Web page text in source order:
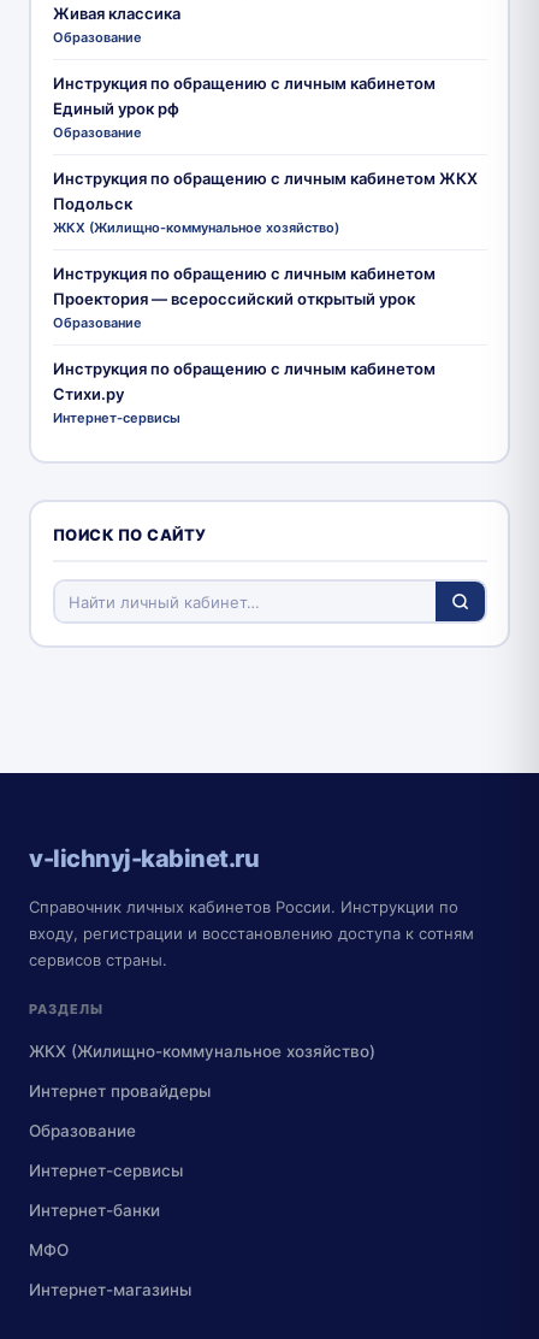
Живая классика
Образование
Инструкция по обращению с личным кабинетом
Единый урок рф
Образование
Инструкция по обращению с личным кабинетом ЖКХ
Подольск
ЖКХ (Жилищно-коммунальное хозяйство)
Инструкция по обращению с личным кабинетом
Проектория — всероссийский открытый урок
Образование
Инструкция по обращению с личным кабинетом
Стихи.ру
Интернет-сервисы
ПОИСК ПО САЙТУ
v-lichnyj-kabinet.ru
Справочник личных кабинетов России. Инструкции по
входу, регистрации и восстановлению доступа к сотням
сервисов страны.
РАЗДЕЛЫ
ЖКХ (Жилищно-коммунальное хозяйство)
Интернет провайдеры
Образование
Интернет-сервисы
Интернет-банки
МФО
Интернет-магазины